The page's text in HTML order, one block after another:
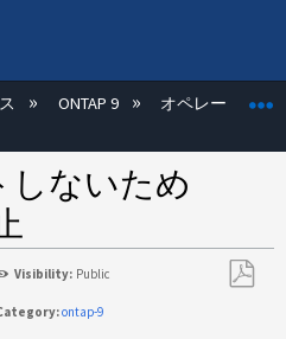
展開/折りたたむ
ONTAP 9 オペレーティン
しないため
Visibility: Public
ontap-9